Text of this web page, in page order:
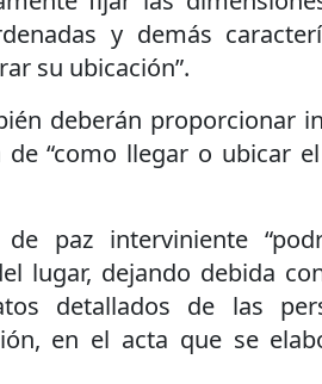
y demás
su ubicación”.
deberán proporcionar
“como llegar o ubicar
paz interviniente
lugar, dejando debida
detallados de las
en el acta que se